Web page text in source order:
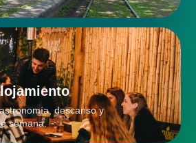
descanso y
semana.